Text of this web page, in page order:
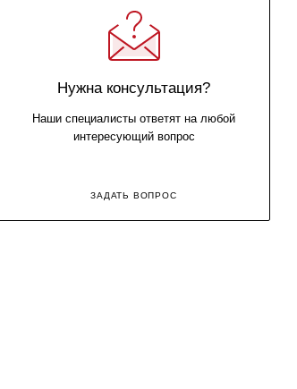
Нужна консультация?
Наши специалисты ответят на любой
интересующий вопрос
ЗАДАТЬ ВОПРОС